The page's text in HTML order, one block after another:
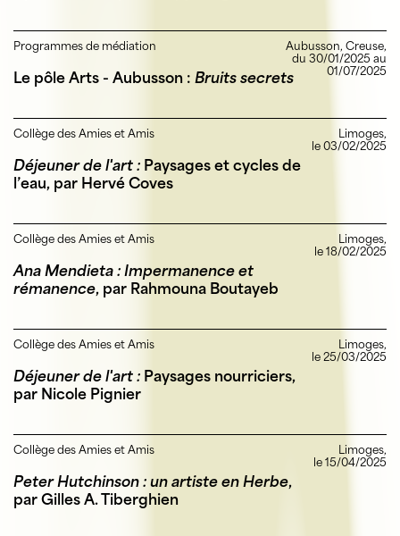
Programmes de médiation
Le pôle Arts - Aubusson : Bruits secrets
Aubusson, Creuse,
du 30/01/2025 au
01/07/2025
Collège des Amies et Amis
Déjeuner de l'art : Paysages et cycles de
l’eau, par Hervé Coves
Limoges,
le 03/02/2025
Collège des Amies et Amis
Ana Mendieta : Impermanence et
rémanence, par Rahmouna Boutayeb
Limoges,
le 18/02/2025
Collège des Amies et Amis
Déjeuner de l'art : Paysages nourriciers,
par Nicole Pignier
Limoges,
le 25/03/2025
Collège des Amies et Amis
Peter Hutchinson : un artiste en Herbe,
par Gilles A. Tiberghien
Limoges,
le 15/04/2025